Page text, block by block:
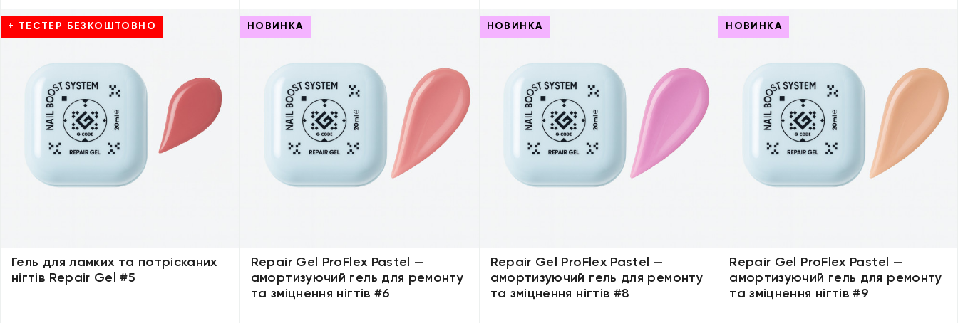
+ ТЕСТЕР БЕЗКОШТОВНО
Гель для ламких та потрісканих
нігтів Repair Gel #5
НОВИНКА
Repair Gel ProFlex Pastel —
амортизуючий гель для ремонту
та зміцнення нігтів #6
НОВИНКА
Repair Gel ProFlex Pastel —
амортизуючий гель для ремонту
та зміцнення нігтів #8
НОВИНКА
Repair Gel ProFlex Pastel —
амортизуючий гель для ремонту
та зміцнення нігтів #9